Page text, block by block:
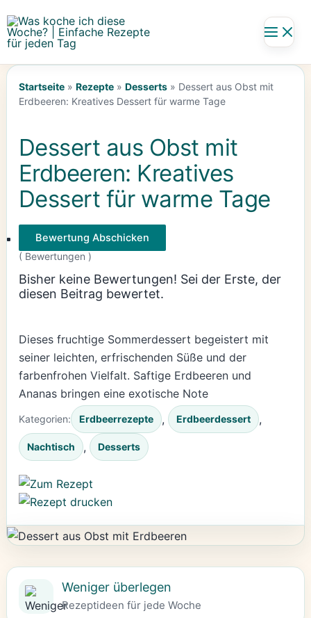
Inhalt
springen
Startseite» Rezepte» Desserts» Dessert aus Obst mit
Erdbeeren: Kreatives Dessert für warme Tage
Dessert aus Obst mit
Erdbeeren: Kreatives
Dessert für warme Tage
Bewertung Abschicken
( Bewertungen )
Bisher keine Bewertungen! Sei der Erste, der
diesen Beitrag bewertet.
Dieses fruchtige Sommerdessert begeistert mit
seiner leichten, erfrischenden Süße und der
farbenfrohen Vielfalt. Saftige Erdbeeren und
Ananas bringen eine exotische Note
Kategorien: Erdbeerrezepte , Erdbeerdessert ,
Nachtisch , Desserts
Weniger überlegen
Rezeptideen für jede Woche